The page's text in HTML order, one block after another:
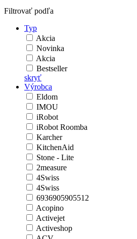
Filtrovať podľa
Typ
Akcia
Novinka
Akcia
Bestseller
skryť
Výrobca
Eldom
IMOU
iRobot
iRobot Roomba
Karcher
KitchenAid
Stone - Lite
2measure
4Swiss
4Swiss
6936905905512
Acopino
Activejet
Activeshop